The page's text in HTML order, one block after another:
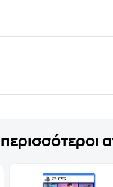
περισσότεροι